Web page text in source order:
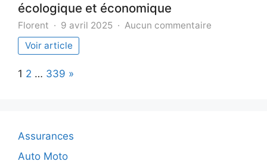
écologique et économique
Florent 9 avril 2025 Aucun commentaire
Voir article
Page:
1 2 … 339 Next
»
Assurances
Auto Moto